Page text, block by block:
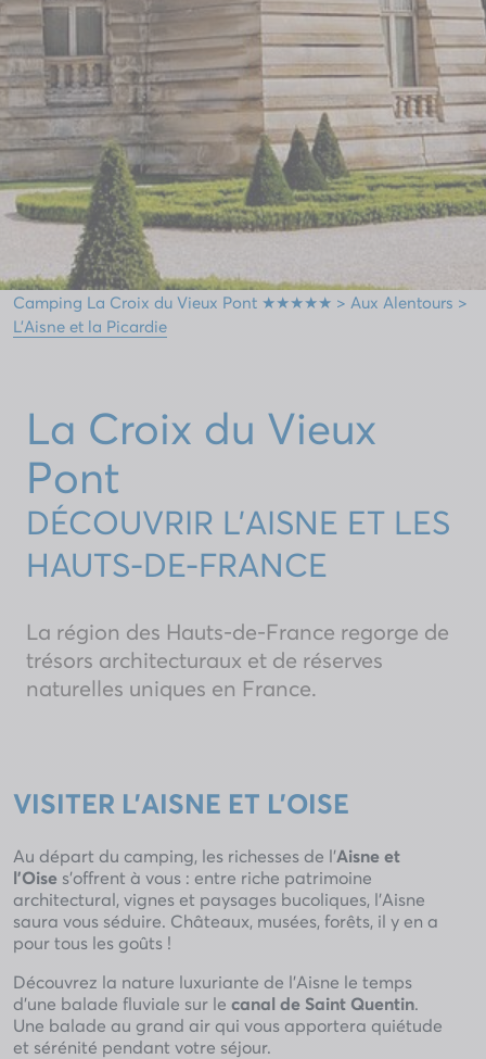
Camping La Croix du Vieux Pont ★★★★★ > Aux Alentours >
L’Aisne et la Picardie
La Croix du Vieux
Pont
DÉCOUVRIR L'AISNE ET LES
HAUTS-DE-FRANCE
La région des Hauts-de-France regorge de
trésors architecturaux et de réserves
naturelles uniques en France.
VISITER L'AISNE ET L'OISE
Au départ du camping, les richesses de l’Aisne et
l’Oise s’offrent à vous : entre riche patrimoine
architectural, vignes et paysages bucoliques, l’Aisne
saura vous séduire. Châteaux, musées, forêts, il y en a
pour tous les goûts !
Découvrez la nature luxuriante de l’Aisne le temps
d’une balade fluviale sur le canal de Saint Quentin.
Une balade au grand air qui vous apportera quiétude
et sérénité pendant votre séjour.